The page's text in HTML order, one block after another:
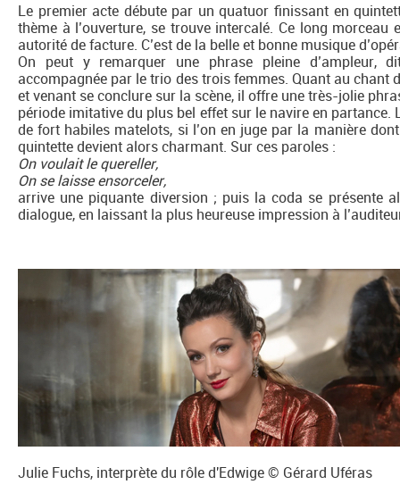
Le premier acte débute par un quatuor finissant en
thème à l’ouverture, se trouve intercalé. Ce long morceau
autorité de facture. C’est de la belle et bonne musique
On peut y remarquer une phrase pleine d’ampleur,
accompagnée par le trio des trois femmes. Quant au chant
et venant se conclure sur la scène, il offre une très-jolie
période imitative du plus bel effet sur le navire en
de fort habiles matelots, si l’on en juge par la manière
quintette devient alors charmant. Sur ces paroles :
On voulait le quereller,
On se laisse ensorceler,
arrive une piquante diversion ; puis la coda se présente
dialogue, en laissant la plus heureuse impression à
Julie Fuchs, interprète du rôle d'Edwige © Gérard Uféras